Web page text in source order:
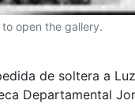
open the gallery.
de soltera a
Departamental